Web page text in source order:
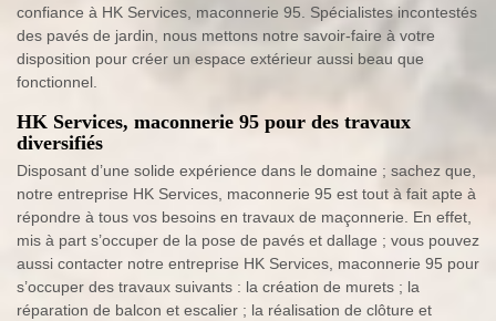
confiance à HK Services, maconnerie 95. Spécialistes incontestés
des pavés de jardin, nous mettons notre savoir-faire à votre
disposition pour créer un espace extérieur aussi beau que
fonctionnel.
HK Services, maconnerie 95 pour des travaux
diversifiés
Disposant d’une solide expérience dans le domaine ; sachez que,
notre entreprise HK Services, maconnerie 95 est tout à fait apte à
répondre à tous vos besoins en travaux de maçonnerie. En effet,
mis à part s’occuper de la pose de pavés et dallage ; vous pouvez
aussi contacter notre entreprise HK Services, maconnerie 95 pour
s’occuper des travaux suivants : la création de murets ; la
réparation de balcon et escalier ; la réalisation de clôture et